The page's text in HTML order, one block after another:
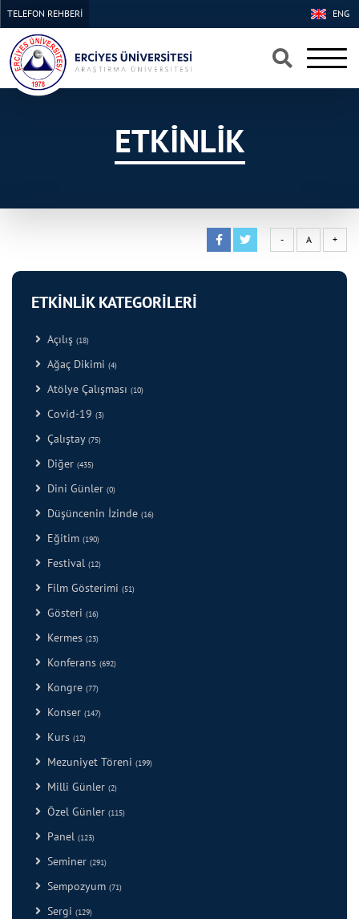
×
×
ENG
TELEFON REHBERİ
ETKİNLİK
- A +
ETKİNLİK KATEGORİLERİ
Açılış (18)
Ağaç Dikimi (4)
Atölye Çalışması (10)
Covid-19 (3)
Çalıştay (75)
Diğer (435)
Dini Günler (0)
Düşüncenin İzinde (16)
Eğitim (190)
Festival (12)
Film Gösterimi (51)
Gösteri (16)
Kermes (23)
Konferans (692)
Kongre (77)
Konser (147)
Kurs (12)
Mezuniyet Töreni (199)
Milli Günler (2)
Özel Günler (115)
Panel (123)
Seminer (291)
Sempozyum (71)
Sergi (129)